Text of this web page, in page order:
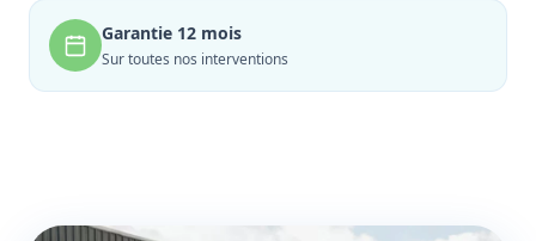
Garantie 12 mois
Sur toutes nos interventions